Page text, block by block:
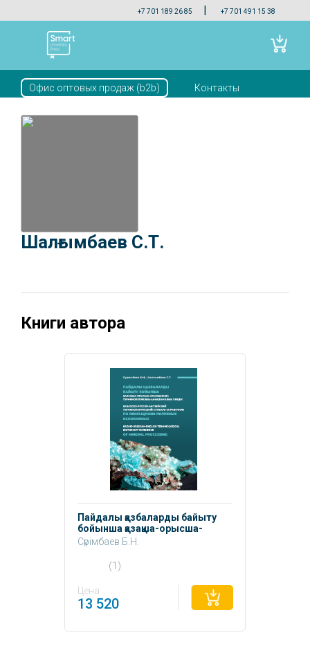
+7 701 189 26 85 | +7 701 491 15 38
Офис оптовых продаж (b2b) Контакты
Скачать прайс
Шалғымбаев С.Т.
Книги автора
Пайдалы қазбаларды байыту
бойынша қазақша-орысша-
ағылшынша терминологиялық
Сүрімбаев Б.Н.
Шалғымбаев С.Т.
(1)
Цена
13 520